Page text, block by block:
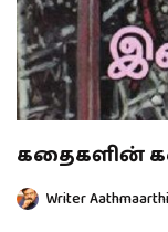
கதைகளின்
Writer Aathmaarthi